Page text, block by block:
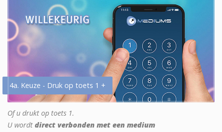
4a. Keuze - Druk op toets 1 +
Of u drukt op toets 1.
U wordt direct verbonden met een medium